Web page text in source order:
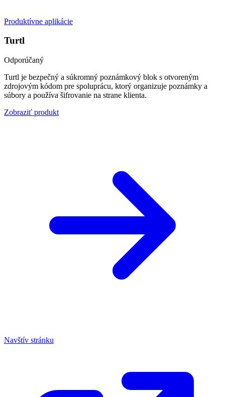
Produktívne aplikácie
Turtl
Odporúčaný
Turtl je bezpečný a súkromný poznámkový blok s otvoreným
zdrojovým kódom pre spoluprácu, ktorý organizuje poznámky a
súbory a používa šifrovanie na strane klienta.
Zobraziť produkt
Navštív stránku